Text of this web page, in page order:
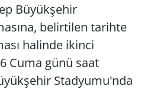
Büyükşehir
belirtilen tarihte
halinde ikinci
Cuma günü saat
Stadyumu'nda